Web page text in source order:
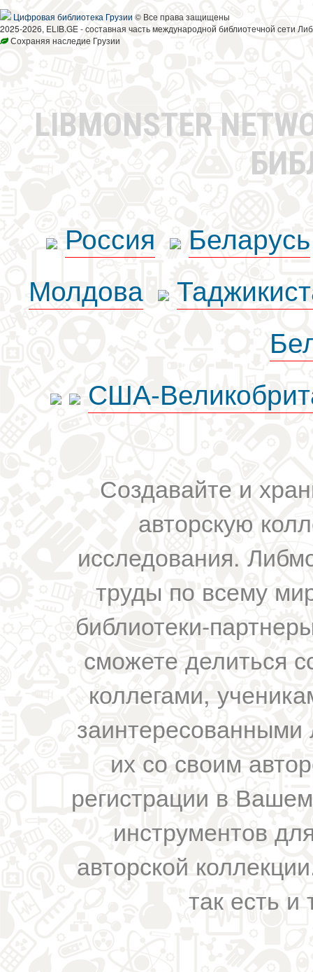
Цифровая библиотека Грузии © Все права защищены
2025-2026, ELIB.GE - составная часть международной библиотечной сети
Сохраняя наследие Грузии
LIBMONSTER
Россия
Беларусь
Молдова
США-
Создавайте и
авторскую
исследования.
труды по всему
библиотеки-
сможете делиться
коллегами,
их со своим
регистрации в
инструментов
авторской
так есть и